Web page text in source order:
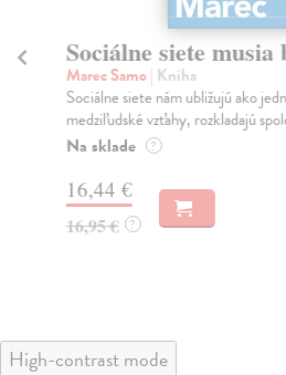
Sociálne siete musia
Marec Samo| Kniha
Sociálne siete nám ubližujú ako
medziľudské vzťahy, rozkladajú
Na sklade ?
16,44 €
16,95 € ?
High-contrast mode